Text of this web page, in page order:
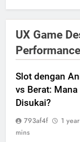
UX Game
Performance
Slot dengan
vs Berat: Mana
Disukai?
793af4f 1
mins